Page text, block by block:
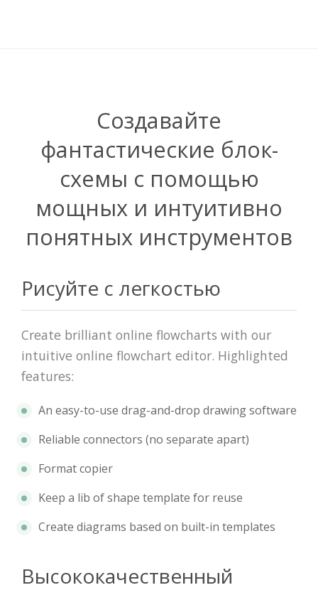
Создавайте
фантастические блок-
схемы с помощью
мощных и интуитивно
понятных инструментов
Рисуйте с легкостью
Create brilliant online flowcharts with our
intuitive online flowchart editor. Highlighted
features:
An easy-to-use drag-and-drop drawing software
Reliable connectors (no separate apart)
Format copier
Keep a lib of shape template for reuse
Create diagrams based on built-in templates
Высококачественный